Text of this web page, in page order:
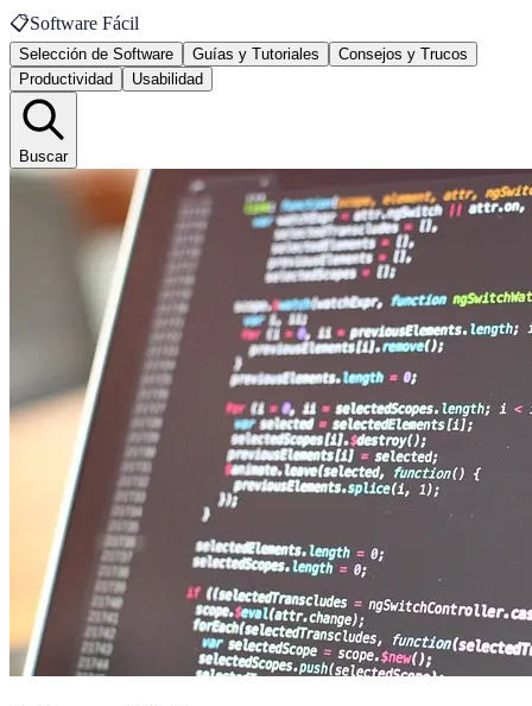
📋Software Fácil
Selección de Software Guías y Tutoriales
Consejos y Trucos
Productividad
Usabilidad
Buscar